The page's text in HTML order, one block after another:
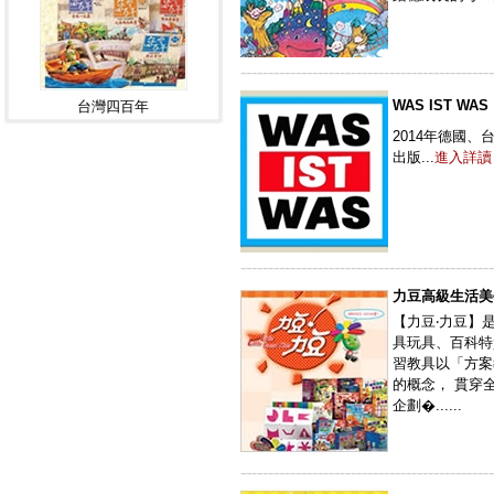
台灣四百年
----------------------------------------------
WAS IST WAS
2014年德國、
出版...進入詳讀
----------------------------------------------
力豆高級生活
【力豆‧力豆】
具玩具、百科
習教具以「方
的概念， 貫穿
企劃�......
----------------------------------------------